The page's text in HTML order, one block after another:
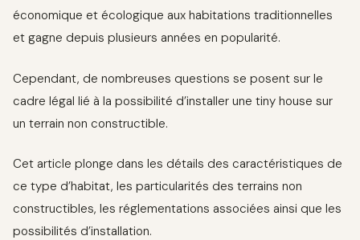
économique et écologique aux habitations traditionnelles
et gagne depuis plusieurs années en popularité.
Cependant, de nombreuses questions se posent sur le
cadre légal lié à la possibilité d’installer une tiny house sur
un terrain non constructible.
Cet article plonge dans les détails des caractéristiques de
ce type d’habitat, les particularités des terrains non
constructibles, les réglementations associées ainsi que les
possibilités d’installation.